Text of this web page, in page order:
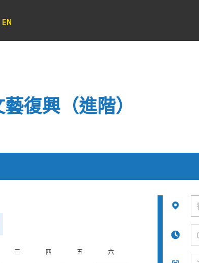
EN
復興（進階）
三 四 五 六